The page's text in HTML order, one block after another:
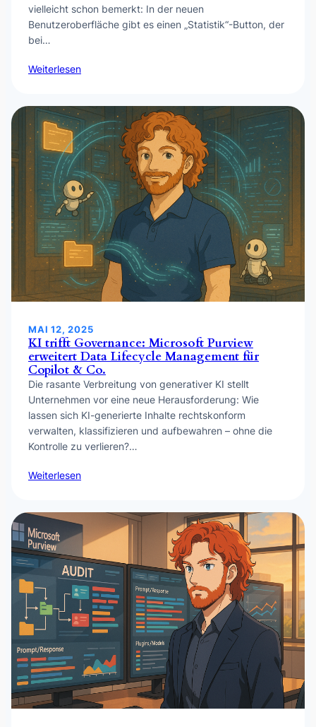
vielleicht schon bemerkt: In der neuen
Benutzeroberfläche gibt es einen „Statistik“-Button, der
bei…
Weiterlesen
MAI 12, 2025
KI trifft Governance: Microsoft Purview
erweitert Data Lifecycle Management für
Copilot & Co.
Die rasante Verbreitung von generativer KI stellt
Unternehmen vor eine neue Herausforderung: Wie
lassen sich KI-generierte Inhalte rechtskonform
verwalten, klassifizieren und aufbewahren – ohne die
Kontrolle zu verlieren?…
Weiterlesen